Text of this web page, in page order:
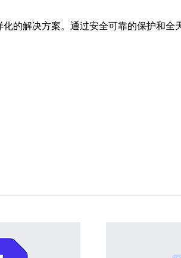
的解决方案。通过安全可靠的保护和全